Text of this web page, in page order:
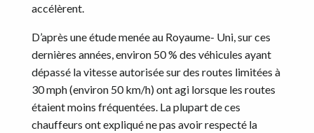
accélèrent.
D’après une étude menée au Royaume- Uni, sur ces
dernières années, environ 50 % des véhicules ayant
dépassé la vitesse autorisée sur des routes limitées à
30 mph (environ 50 km/h) ont agi lorsque les routes
étaient moins fréquentées. La plupart de ces
chauffeurs ont expliqué ne pas avoir respecté la